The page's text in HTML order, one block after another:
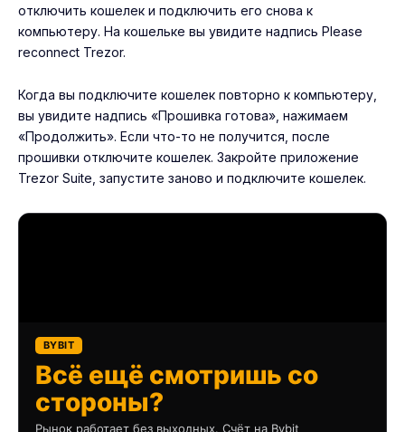
отключить кошелек и подключить его снова к
компьютеру. На кошельке вы увидите надпись Please
reconnect Trezor.
Когда вы подключите кошелек повторно к компьютеру,
вы увидите надпись «Прошивка готова», нажимаем
«Продолжить». Если что-то не получится, после
прошивки отключите кошелек. Закройте приложение
Trezor Suite, запустите заново и подключите кошелек.
BYBIT
Всё ещё смотришь со
стороны?
Рынок работает без выходных. Счёт на Bybit